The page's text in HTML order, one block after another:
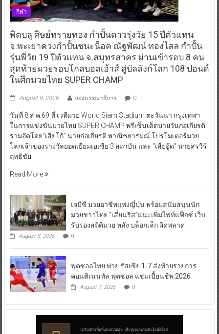
กีฬา
พิตบลู ศิษย์ทรายทอง กำปั้นดาวรุ่งวัย 15 ปีตัวแทน
จ.พะเยาควงกำปั้นชนะน็อค ณัฐพัฒน์ ทองไสล กำปั้น
รุ่นพี่วัย 19 ปีตัวแทน จ.สมุทรสาคร ผ่านเข้ารอบ 8 คน
สุดท้ายมวยรอบโกลบอลเฮ้าส์ สู่บัลลังก์โลก 108 ปอนด์
ในศึกมวยไทย SUPER CHAMP
August 9, 2026 กองบรรณาธิการ 0
วันที่ 8 ส.ค.69 ที่ เวทีมวย World Siam Stadium ตะวันนา กรุงเทพฯ
ในการแข่งขันมวยไทย SUPER CHAMP พรีเซ็นเต็ดบายวันก่อเกียรติ
ร่วมจัดโดย”เสี่ยโก้” นายก่อเกียรติ พาณิชยารมณ์ โปรโมเตอร์มวย
โลกเจ้าของรางวัลยอดเยี่ยมเอเชีย 3 สถาบัน และ “เสี่ยอู๊ด” นายสรวีร์
ฤทธิชัย
Read More
เจบีซี มวยอาชีพแห่งญี่ปุ่น พร้อมสนับสนุนนัก
มวยชาวไทย “เสี่ยนริส”แนะเพิ่มไฟท์แฟ็กซ์ เว็บ
รับรองสถิติมวย หลัง บล็อกเล็ก ผิดพลาด
August 8, 2026 0
ฟุตซอลไทย พ่าย รัสเซีย 1-7 ส่งท้ายรายการ
คอนติเนนทัล ฟุตซอล แชมเปี้ยนชิพ 2026
August 7, 2026 0